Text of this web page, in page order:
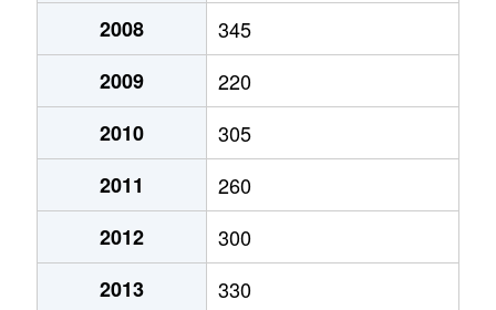
高鷲町ひるがの
400万円
高鷲町ひるがの
10万円
高鷲町ひるがの
640万円
高鷲町ひるがの
380万円
高鷲町鷲見
480万円
高鷲町鷲見
300万円
2008
345
2009
220
2010
305
2011
260
2012
300
2013
330